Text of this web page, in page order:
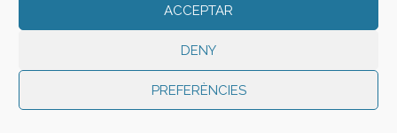
ACCEPTAR
DENY
PREFERÈNCIES
Qui pot participar en ENLAIRA’T?
quedat fora del món digital i del mercat laboral, però que